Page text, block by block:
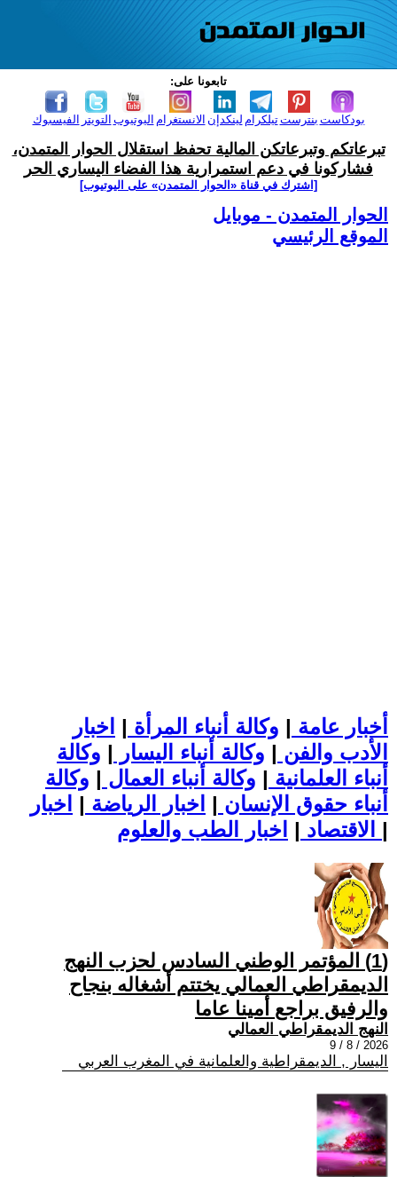
تابعونا على:
الفيسبوك التويتر اليوتيوب الانستغرام لينكدإن تيلكرامبنترست بودكاست
تبرعاتكم وتبرعاتكن المالية تحفظ استقلال الحوار المتمدن،
فشاركونا في دعم استمرارية هذا الفضاء اليساري الحر
[اشترك في قناة ‫«الحوار المتمدن» على اليوتيوب]
الحوار المتمدن - موبايل
الموقع الرئيسي
أخبار عامة | وكالة أنباء المرأة | اخبار
الأدب والفن | وكالة أنباء اليسار | وكالة
أنباء العلمانية | وكالة أنباء العمال | وكالة
أنباء حقوق الإنسان | اخبار الرياضة | اخبار
الاقتصاد | |
(1) المؤتمر الوطني السادس لحزب النهج
الديمقراطي العمالي يختتم أشغاله بنجاح
والرفيق براجع أمينا عاما
النهج الديمقراطي العمالي
2026 / 8 / 9
اليسار , الديمقراطية والعلمانية في المغرب العربي